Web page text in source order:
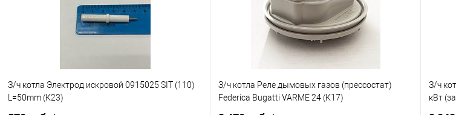
З/ч котла Электрод искровой 0915025 SIT (110)
L=50mm (К23)
З/ч котла Реле дымовых газов (прессостат)
Federica Bugatti VARME 24 (К17)
З/ч
кВт